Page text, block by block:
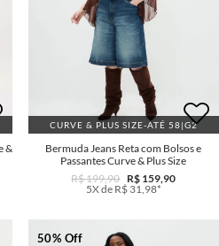
&
CURVE & PLUS SIZE-ATÉ 58|G2
Bermuda Jeans Reta com Bolsos e
Passantes Curve & Plus Size
R$ 199,90 R$ 159,90
5X de R$ 31,98*
50% Off